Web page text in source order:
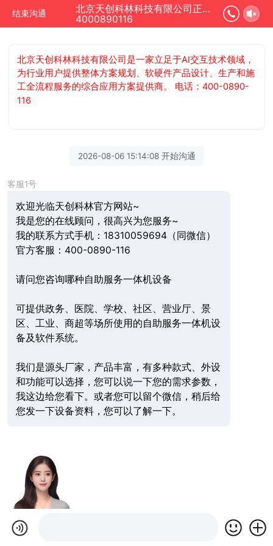
结束沟通
北京天创科林科技有限公司正在为您服务
4000890116
北京天创科林科技有限公司是一家立足于AI交互技术领域，
为行业用户提供整体方案规划、软硬件产品设计、生产和施
工全流程服务的综合应用方案提供商。 电话：400-0890-
116
2026-08-06 15:14:08 开始沟通
客服1号
欢迎光临天创科林官方网站~
我是您的在线顾问，很高兴为您服务~
我的联系方式手机：18310059694（同微信）
官方客服：400-0890-116
请问您咨询哪种自助服务一体机设备
可提供政务、医院、学校、社区、营业厅、景
区、工业、商超等场所使用的自助服务一体机设
备及软件系统。
我们是源头厂家，产品丰富，有多种款式、外设
和功能可以选择，您可以说一下您的需求参数，
我这边给您看下。或者您可以留个微信，稍后给
您发一下设备资料，您可以了解一下。